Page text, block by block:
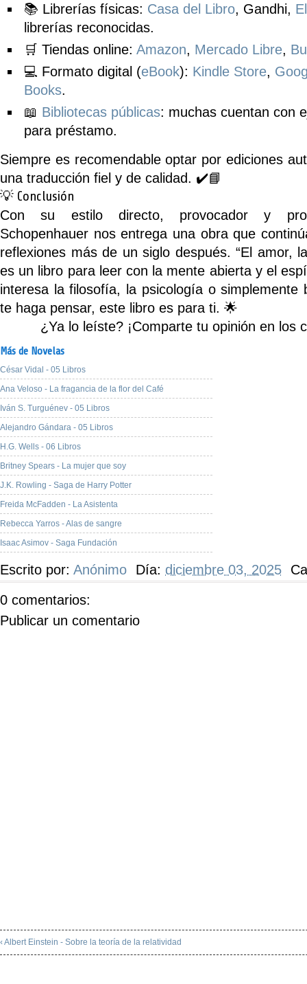
📚 Librerías físicas: Casa del Libro, Gandhi,
librerías reconocidas.
🛒 Tiendas online: Amazon, Mercado Libre,
💻 Formato digital (eBook): Kindle Store,
Books.
📖 Bibliotecas públicas: muchas cuentan con
para préstamo.
Siempre es recomendable optar por ediciones
una traducción fiel y de calidad. ✔️📘
💡 Conclusión
Con su estilo directo, provocador y
Schopenhauer nos entrega una obra que
reflexiones más de un siglo después. “El amor,
es un libro para leer con la mente abierta y el
interesa la filosofía, la psicología o simplemente
te haga pensar, este libro es para ti. 🌟
¿Ya lo leíste? ¡Comparte tu opinión en los
Más de Novelas
César Vidal - 05 Libros
Ana Veloso - La fragancia de la flor del Café
Iván S. Turguénev - 05 Libros
Alejandro Gándara - 05 Libros
H.G. Wells - 06 Libros
Britney Spears - La mujer que soy
J.K. Rowling - Saga de Harry Potter
Freida McFadden - La Asistenta
Rebecca Yarros - Alas de sangre
Isaac Asimov - Saga Fundación
Escrito por: Anónimo Día: diciembre 03, 2025
0 comentarios:
Publicar un comentario
‹ Albert Einstein - Sobre la teoría de la relatividad